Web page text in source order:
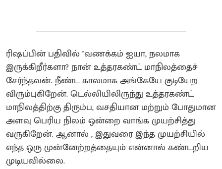
ரிஷப்பின் பதிவில் "வணக்கம் ஐயா, நலமாக
இருக்கிறீர்களா? நான் உத்தரகண்ட் மாநிலத்தைச்
சேர்ந்தவன். நீண்ட காலமாக அங்கேயே குடியேற
விரும்புகிறேன். டெல்லியிலிருந்து உத்தரகண்ட்
மாநிலத்திற்கு திரும்ப, வசதியான மற்றும் போதுமான
அளவு பெரிய நிலம் ஒன்றை வாங்க முயற்சித்து
வருகிறேன். ஆனால் , இதுவரை இந்த முயற்சியில்
எந்த ஒரு முன்னேற்றத்தையும் என்னால் கண்டறிய
முடியவில்லை.